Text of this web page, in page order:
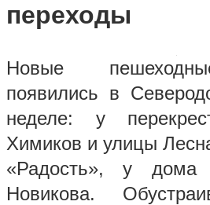
переходы
Новые
появились в
неделе: у
Химиков и улицы
«Радость», у
Новикова.